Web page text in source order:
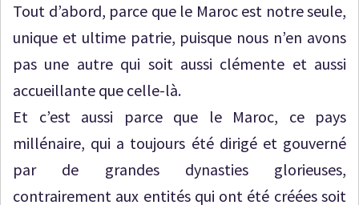
Tout d’abord, parce que le Maroc est notre seule,
unique et ultime patrie, puisque nous n’en avons
pas une autre qui soit aussi clémente et aussi
accueillante que celle-là.
Et c’est aussi parce que le Maroc, ce pays
millénaire, qui a toujours été dirigé et gouverné
par de grandes dynasties glorieuses,
contrairement aux entités qui ont été créées soit